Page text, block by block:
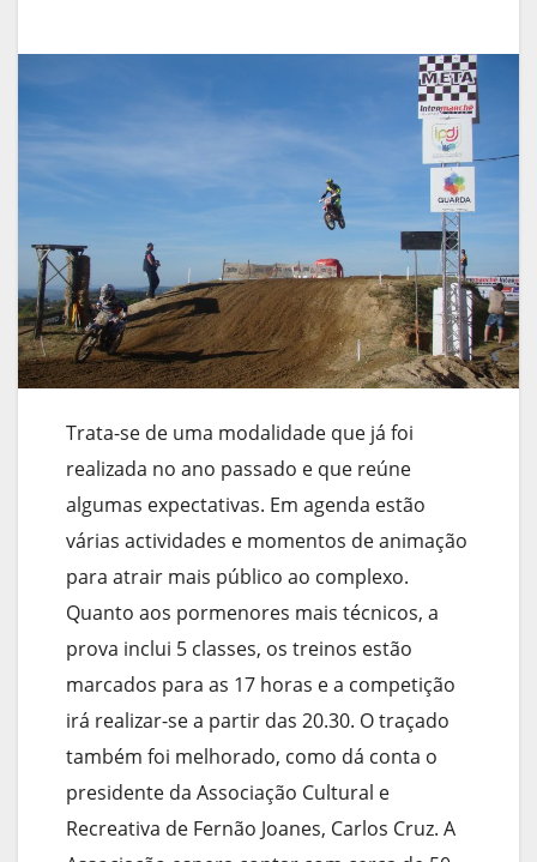
Trata-se de uma modalidade que já foi
realizada no ano passado e que reúne
algumas expectativas. Em agenda estão
várias actividades e momentos de animação
para atrair mais público ao complexo.
Quanto aos pormenores mais técnicos, a
prova inclui 5 classes, os treinos estão
marcados para as 17 horas e a competição
irá realizar-se a partir das 20.30. O traçado
também foi melhorado, como dá conta o
presidente da Associação Cultural e
Recreativa de Fernão Joanes, Carlos Cruz. A